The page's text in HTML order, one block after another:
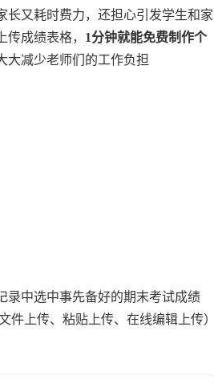
长又耗时费力，还担心引发学生和家
成绩表格， 1分钟就能免费制作个
大减少老师们的工作负担
录中选中事先备好的期末考试成绩
件上传、粘贴上传、在线编辑上传）